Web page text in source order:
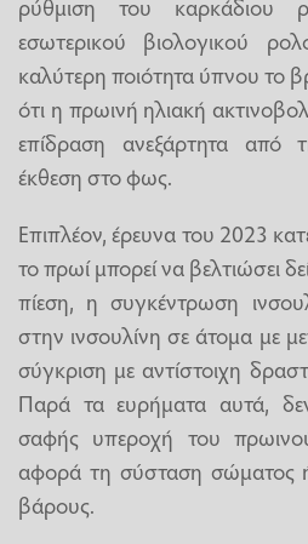
ρύθμιση του καρκάδιου
εσωτερικού βιολογικού
καλύτερη ποιότητα ύπνου το
ότι η πρωινή ηλιακή
επίδραση ανεξάρτητα από
έκθεση στο φως.
Επιπλέον, έρευνα του 2023
το πρωί μπορεί να βελτιώσει
πίεση, η συγκέντρωση
στην ινσουλίνη σε άτομα με
σύγκριση με αντίστοιχη
Παρά τα ευρήματα αυτά,
σαφής υπεροχή του
αφορά τη σύσταση σώματος
βάρους.